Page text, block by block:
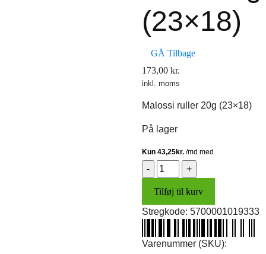
(23×18)
GÅ Tilbage
173,00 kr.
inkl. moms
Malossi ruller 20g (23×18)
På lager
Malossi
ruller
20g
(23x18)
Tilføj til kurv
Stregkode: 5700001019333
Varenummer (SKU):